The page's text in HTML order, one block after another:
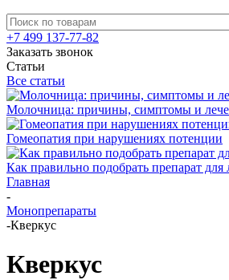
+7 499 137-77-82
Заказать звонок
Статьи
Все статьи
Молочница: причины, симптомы и
Гомеопатия при нарушениях потенции
Как правильно подобрать препарат для
Главная
-
Монопрепараты
-Кверкус
Кверкус